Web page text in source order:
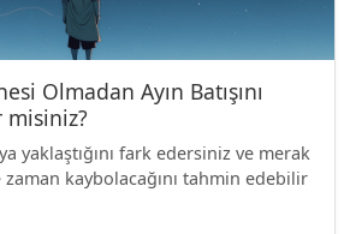
Olmadan Ayın Batışını
yaklaştığını fark edersiniz ve merak
kaybolacağını tahmin edebilir